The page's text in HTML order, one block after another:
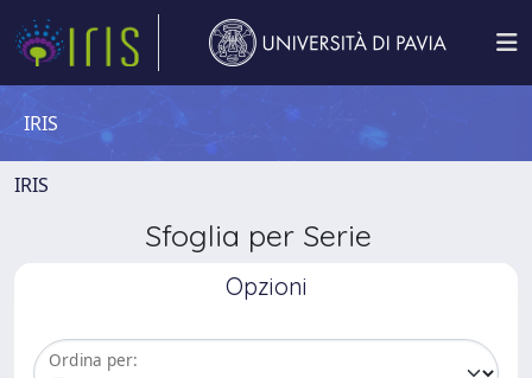
IRIS
IRIS
Sfoglia per Serie
Opzioni
Ordina per: